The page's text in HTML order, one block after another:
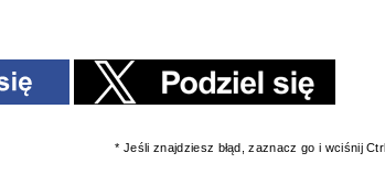
* Jeśli znajdziesz błąd, zaznacz go i wciśnij